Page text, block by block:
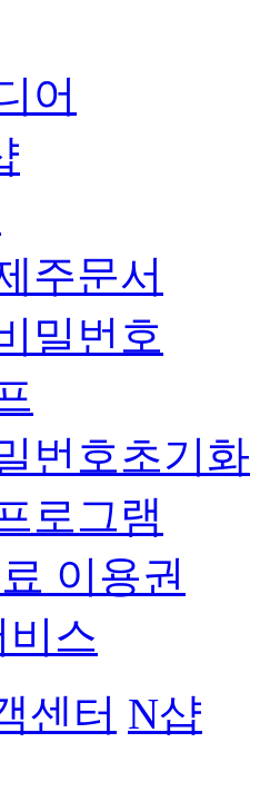
어
주문서
밀번호
번호초기화
로그램
이용권
비스
센터 N샵